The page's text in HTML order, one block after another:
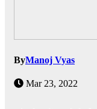
ByManoj Vyas
Mar 23, 2022